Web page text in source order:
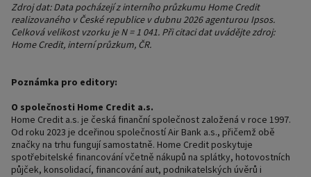
Zdroj dat: Data pocházejí z interního průzkumu Home Credit
realizovaného v České republice v dubnu 2026 agenturou Ipsos.
Celková velikost vzorku je N = 1 041. Při citaci dat uvádějte zdroj:
Home Credit, interní průzkum, ČR.
Poznámka pro editory:
O společnosti Home Credit a.s.
Home Credit a.s. je česká finanční společnost založená v roce 1997.
Od roku 2023 je dceřinou společností Air Bank a.s., přičemž obě
značky na trhu fungují samostatně. Home Credit poskytuje
spotřebitelské financování včetně nákupů na splátky, hotovostních
půjček, konsolidací, financování aut, podnikatelských úvěrů i